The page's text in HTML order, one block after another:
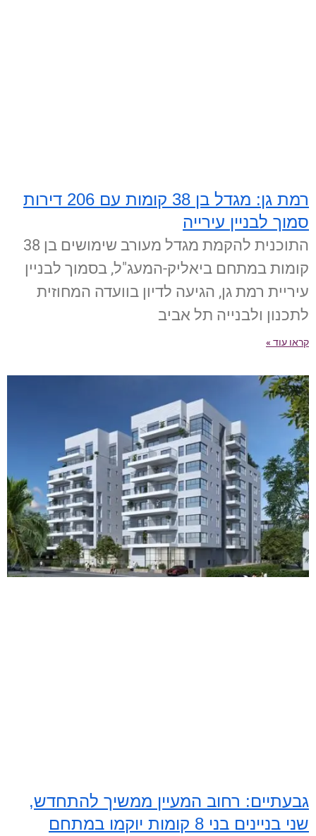
רמת גן: מגדל בן 38 קומות עם 206 דירות
סמוך לבניין עירייה
התוכנית להקמת מגדל מעורב שימושים בן 38
קומות במתחם ביאליק-המעג"ל, בסמוך לבניין
עיריית רמת גן, הגיעה לדיון בוועדה המחוזית
לתכנון ולבנייה תל אביב
קראו עוד »
גבעתיים: רחוב המעיין ממשיך להתחדש,
שני בניינים בני 8 קומות יוקמו במתחם